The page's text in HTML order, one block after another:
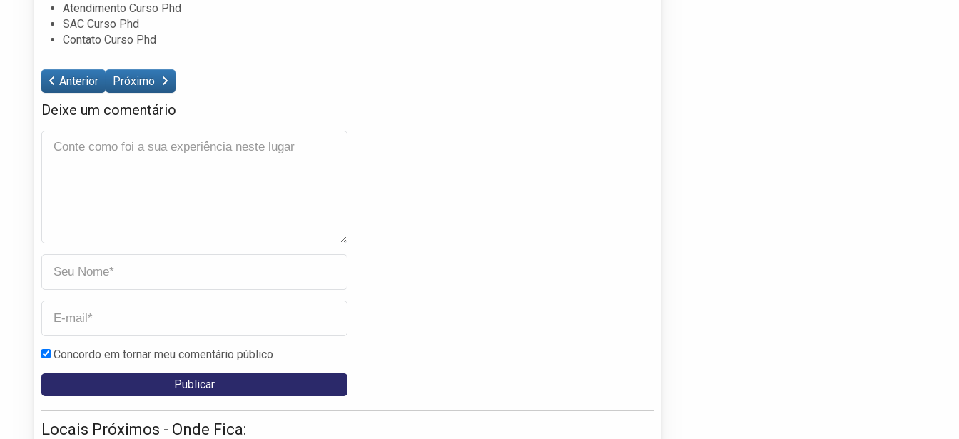
Atendimento Curso Phd
SAC Curso Phd
Contato Curso Phd
Anterior Próximo
Deixe um comentário
Concordo em tornar meu comentário público
Locais Próximos - Onde Fica: